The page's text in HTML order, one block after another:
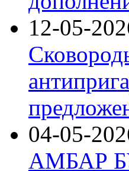
12-05-
04-05-
АМБАР